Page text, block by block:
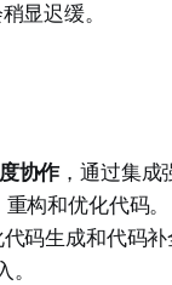
显迟缓。
协作，通过集成
构和优化代码。
码生成和代码